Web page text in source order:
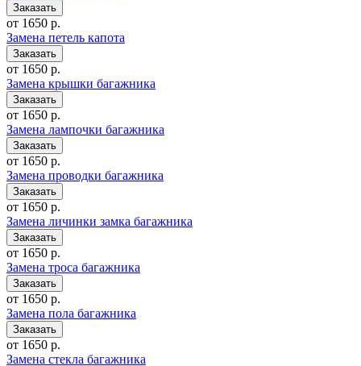
от 1650 р.
Замена петель капота
от 1650 р.
Замена крышки багажника
от 1650 р.
Замена лампочки багажника
от 1650 р.
Замена проводки багажника
от 1650 р.
Замена личинки замка багажника
от 1650 р.
Замена троса багажника
от 1650 р.
Замена пола багажника
от 1650 р.
Замена стекла багажника